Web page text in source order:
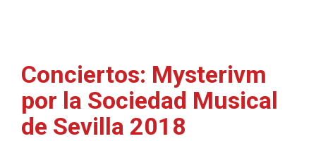
Conciertos: Mysterivm
por la Sociedad Musical
de Sevilla 2018